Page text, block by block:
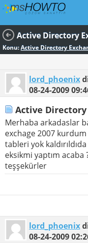
Active Directory
Konu:Active Directory
lord_phoenix
08-24-2009
Active
Merhaba arkadaslar
exchage 2007
tableri yok
eksikmi yaptım acaba
teşşekürler
lord_phoenix
08-24-2009